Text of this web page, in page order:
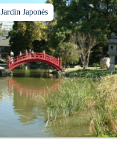
Jardín Japonés